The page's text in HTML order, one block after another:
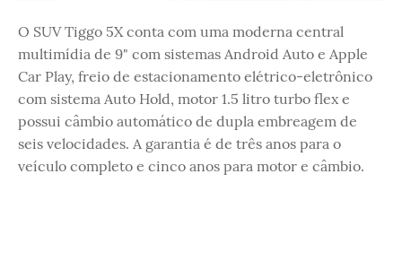
O SUV Tiggo 5X conta com uma moderna central
multimídia de 9" com sistemas Android Auto e Apple
Car Play, freio de estacionamento elétrico-eletrônico
com sistema Auto Hold, motor 1.5 litro turbo flex e
possui câmbio automático de dupla embreagem de
seis velocidades. A garantia é de três anos para o
veículo completo e cinco anos para motor e câmbio.